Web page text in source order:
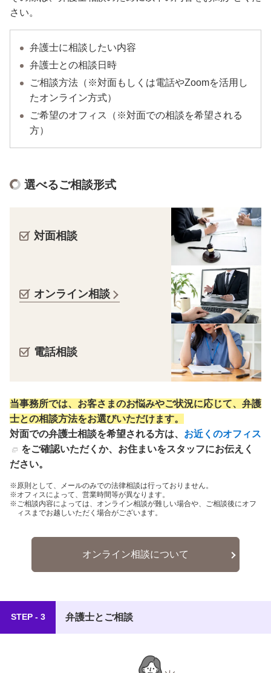
さい。
弁護士に相談したい内容
弁護士との相談日時
ご相談方法（※対面もしくは電話やZoomを活用し
たオンライン方式）
ご希望のオフィス（※対面での相談を希望される
方）
選べるご相談形式
対面相談
オンライン相談
電話相談
当事務所では、お客さまのお悩みやご状況に応じて、弁護
士との相談方法をお選びいただけます。
対面での弁護士相談を希望される方は、 お近くのオフィス
をご確認いただくか、お住まいをスタッフにお伝えく
ださい。
原則として、メールのみでの法律相談は行っておりません。
オフィスによって、営業時間等が異なります。
ご相談内容によっては、オンライン相談が難しい場合や、ご相談後にオフ
ィスまでお越しいただく場合がございます。
オンライン相談について
STEP - 3 弁護士とご相談